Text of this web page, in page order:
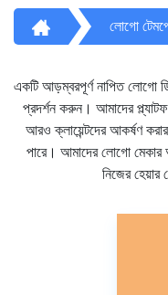
লোগো
একটি আড়ম্বরপূর্ণ নাপিত লোগো
প্রদর্শন করুন। আমাদের
আরও ক্লায়েন্টদের আকর্ষণ
পারে। আমাদের লোগো মেকার
নিজের